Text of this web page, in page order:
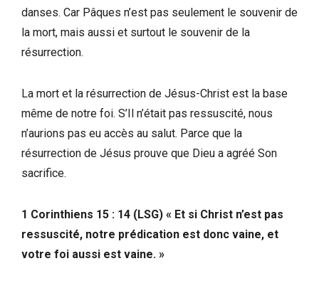
danses. Car Pâques n’est pas seulement le souvenir de
la mort, mais aussi et surtout le souvenir de la
résurrection.
La mort et la résurrection de Jésus-Christ est la base
même de notre foi. S’Il n’était pas ressuscité, nous
n’aurions pas eu accès au salut. Parce que la
résurrection de Jésus prouve que Dieu a agréé Son
sacrifice.
1 Corinthiens 15 : 14 (LSG) « Et si Christ n’est pas
ressuscité, notre prédication est donc vaine, et
votre foi aussi est vaine. »